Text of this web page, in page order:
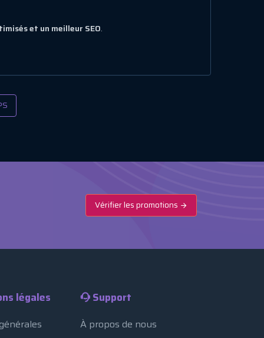
et un meilleur SEO.
Vérifier les promotions
légales Support
À propos de nous